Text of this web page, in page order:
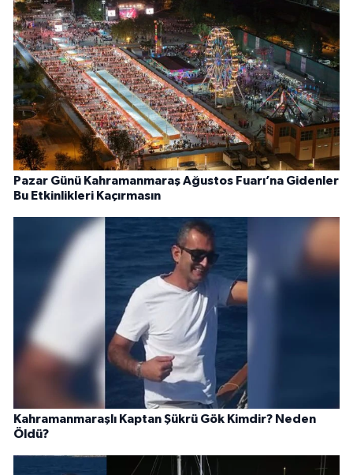
Pazar Günü Kahramanmaraş Ağustos Fuarı’na Gidenler
Bu Etkinlikleri Kaçırmasın
Kahramanmaraşlı Kaptan Şükrü Gök Kimdir? Neden
Öldü?